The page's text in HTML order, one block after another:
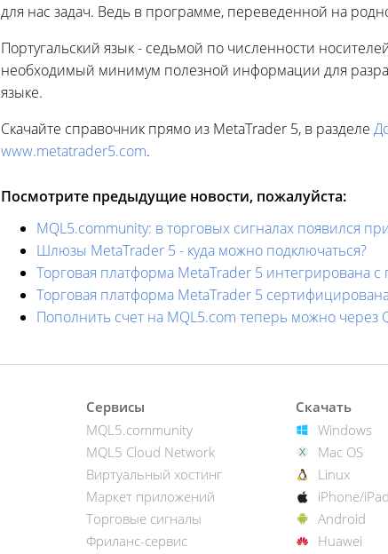
для нас задач. Ведь в программе, переведенной на
Португальский язык - седьмой по численности
необходимый минимум полезной информации для
языке.
Скачайте справочник прямо из MetaTrader 5, в разделе
www.metatrader5.com.
Посмотрите предыдущие новости, пожалуйста:
MQL5.community: в торговых сигналах появился
Шлюзы MetaTrader 5 - куда можно подключаться?
Торговая платформа MetaTrader 5 интегрирована
Торговая платформа MetaTrader 5
Пополнить счет на MQL5.com теперь можно через
Сервисы
MQL5.community
MQL5 Cloud Network
Виртуальный хостинг
Маркет приложений
Торговые сигналы
Фриланс-сервис
Скачать
Windows
Mac OS
Linux
iPhone/iPad
Android
Huawei